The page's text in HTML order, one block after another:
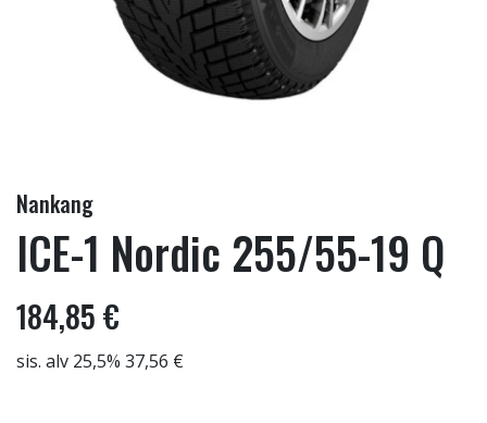
Nankang
ICE-1 Nordic 255/55-19 Q
184,85 €
sis. alv 25,5% 37,56 €